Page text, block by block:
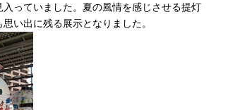
入っていました。夏の風情を感じさせる提灯
思い出に残る展示となりました。